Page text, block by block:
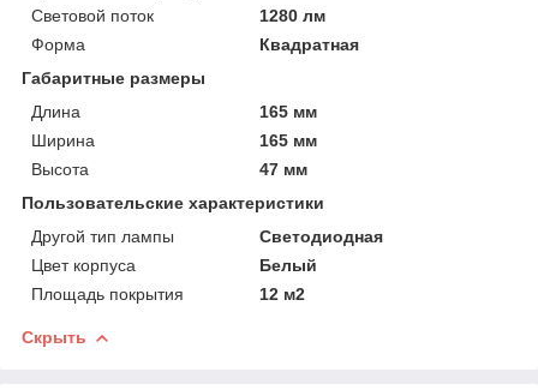
Световой поток
1280 лм
Форма
Квадратная
Габаритные размеры
Длина
165 мм
Ширина
165 мм
Высота
47 мм
Пользовательские характеристики
Другой тип лампы
Светодиодная
Цвет корпуса
Белый
Площадь покрытия
12 м2
Скрыть